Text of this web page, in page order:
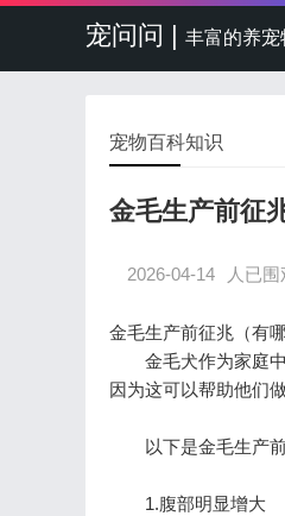
宠问问 | 丰富的养宠
宠物百科知识
金毛生产前征
2026-04-14 人已围
金毛生产前征兆（有哪
金毛犬作为家庭中
因为这可以帮助他们
以下是金毛生产前
1.腹部明显增大